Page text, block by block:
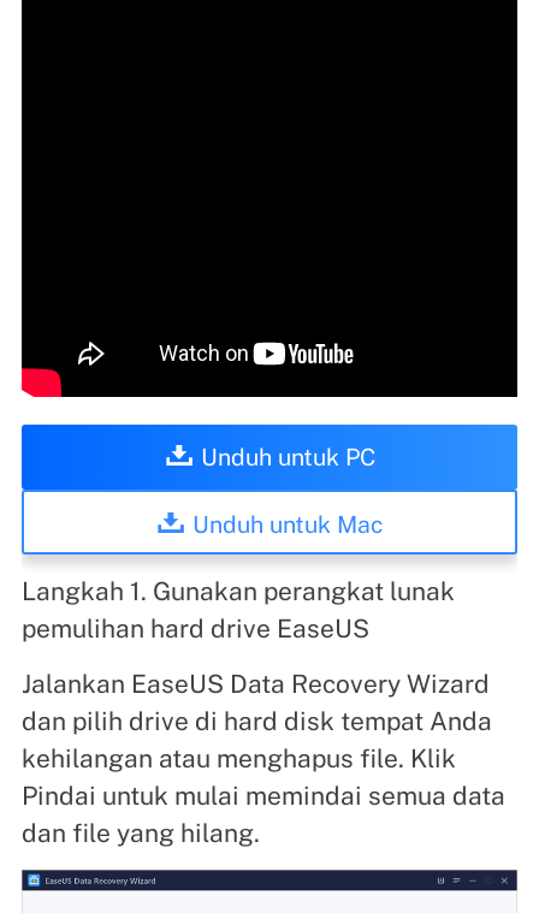
Unduh untuk PC
Unduh untuk Mac
Langkah 1. Gunakan perangkat lunak
pemulihan hard drive EaseUS
Jalankan EaseUS Data Recovery Wizard
dan pilih drive di hard disk tempat Anda
kehilangan atau menghapus file. Klik
Pindai untuk mulai memindai semua data
dan file yang hilang.